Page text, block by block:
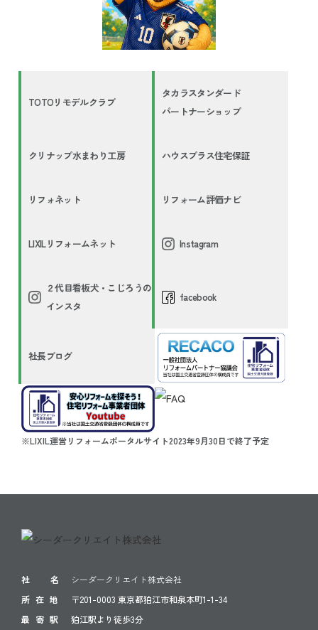
TOTOリモデルクラブ
タカラスタンダード
パートナーショップ
クリナップ水まわり工房 ハウスプラス住宅保証
リフォネット リフォーム評価ナビ
LIXILリフォームネット Instagram
２代目看板犬・こじろうの
インスタ
facebook
社長ブログ
※LIXIL運営リフォームポータルサイト2023年9月30日で終了予定
社 名
シーダークリエイト株式会社
所 在 地
〒201-0003 東京都狛江市和泉本町1-1-34
最 寄 駅
狛江駅より徒歩3分